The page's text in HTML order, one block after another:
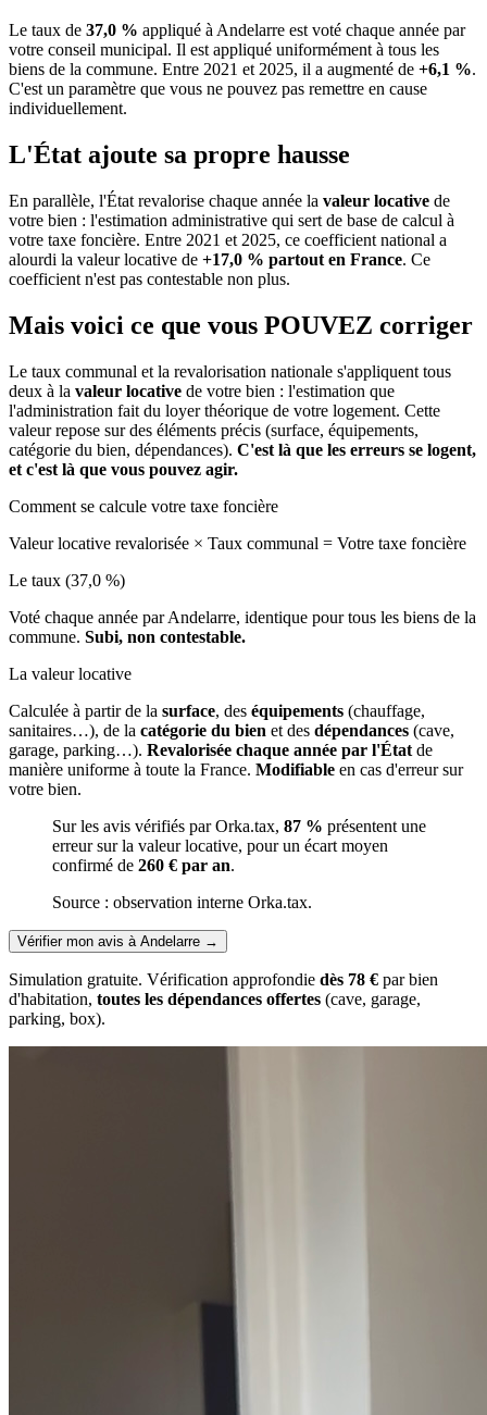
Le taux de 37,0 % appliqué à Andelarre est voté chaque année par
votre conseil municipal. Il est appliqué uniformément à tous les
biens de la commune. Entre 2021 et 2025, il a augmenté de +6,1 %.
C'est un paramètre que vous ne pouvez pas remettre en cause
individuellement.
L'État ajoute sa propre hausse
En parallèle, l'État revalorise chaque année la valeur locative de
votre bien : l'estimation administrative qui sert de base de calcul à
votre taxe foncière. Entre 2021 et 2025, ce coefficient national a
alourdi la valeur locative de +17,0 % partout en France. Ce
coefficient n'est pas contestable non plus.
Mais voici ce que vous POUVEZ corriger
Le taux communal et la revalorisation nationale s'appliquent tous
deux à la valeur locative de votre bien : l'estimation que
l'administration fait du loyer théorique de votre logement. Cette
valeur repose sur des éléments précis (surface, équipements,
catégorie du bien, dépendances). C'est là que les erreurs se logent,
et c'est là que vous pouvez agir.
Comment se calcule votre taxe foncière
Valeur locative revalorisée × Taux communal = Votre taxe foncière
Le taux (37,0 %)
Voté chaque année par Andelarre, identique pour tous les biens de la
commune. Subi, non contestable.
La valeur locative
Calculée à partir de la surface, des équipements (chauffage,
sanitaires…), de la catégorie du bien et des dépendances (cave,
garage, parking…). Revalorisée chaque année par l'État de
manière uniforme à toute la France. Modifiable en cas d'erreur sur
votre bien.
Sur les avis vérifiés par Orka.tax, 87 % présentent une
erreur sur la valeur locative, pour un écart moyen
confirmé de 260 € par an.
Source : observation interne Orka.tax.
Vérifier mon avis à Andelarre →
Simulation gratuite. Vérification approfondie dès 78 € par bien
d'habitation, toutes les dépendances offertes (cave, garage,
parking, box).